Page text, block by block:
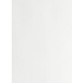
1.分期款項不併入電
2.透過簡訊連結打開
帳／街口支付／
1.本服務係由「台灣
用戶於交易時，得透
買賣價金債權讓與本
【「AFTEE先享後付
１．於結帳方式選擇
結帳頁面，進行簡訊
２．訂單成立數日內
３．收到繳費通知簡
ATM／網路銀行／等
※ 請注意：結帳手續
購買商品的店家。未
每筆NT$80，滿
每筆NT$80，滿